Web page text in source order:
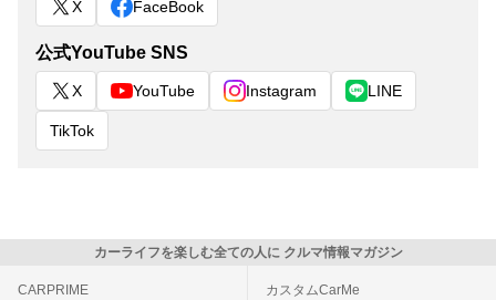
X FaceBook
公式YouTube SNS
X YouTube Instagram LINE
TikTok
カーライフを楽しむ全ての人に クルマ情報マガジン
CARPRIME カスタムCarMe